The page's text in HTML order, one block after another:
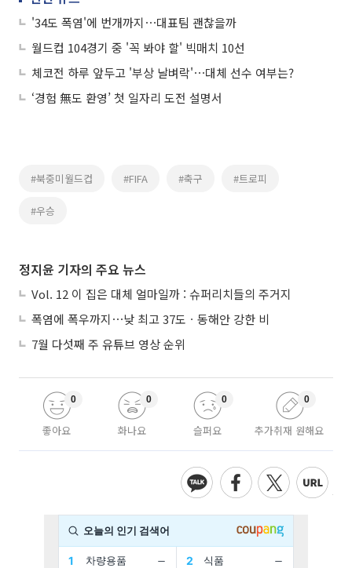
'34도 폭염'에 번개까지⋯대표팀 괜찮을까
월드컵 104경기 중 '꼭 봐야 할' 빅매치 10선
체코전 하루 앞두고 '부상 날벼락'⋯대체 선수 여부는?
‘경험 無도 환영’ 첫 일자리 도전 설명서
#북중미월드컵 #FIFA #축구 #트로피
#우승
정지윤 기자의 주요 뉴스
Vol. 12 이 집은 대체 얼마일까 : 슈퍼리치들의 주거지
폭염에 폭우까지⋯낮 최고 37도ㆍ동해안 강한 비
7월 다섯째 주 유튜브 영상 순위
좋아요
0
화나요
0
슬퍼요
0
추가취재 원해요
0